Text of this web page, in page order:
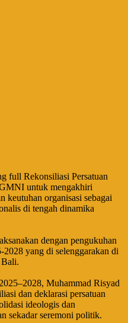
full Rekonsiliasi Persatuan
untuk mengakhiri
keutuhan organisasi sebagai
di tengah dinamika
dengan pengukuhan
yang di selenggarakan di
Muhammad Risyad
dan deklarasi persatuan
ideologis dan
sekadar seremoni politik.